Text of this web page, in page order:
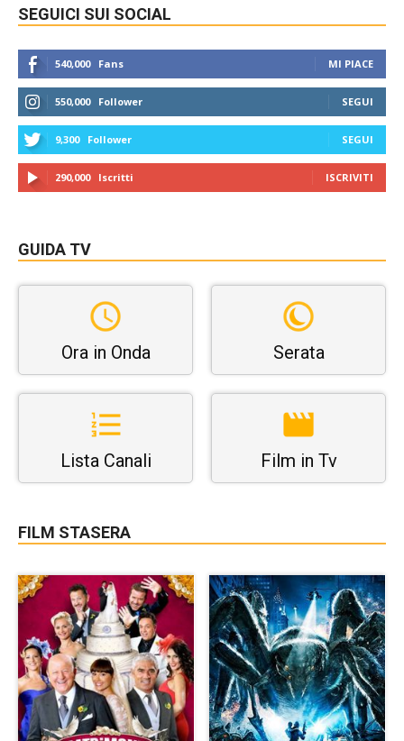
SEGUICI SUI SOCIAL
540,000 Fans MI PIACE
550,000 Follower SEGUI
9,300 Follower SEGUI
290,000 Iscritti ISCRIVITI
GUIDA TV
Ora in Onda Serata
Lista Canali Film in Tv
FILM STASERA